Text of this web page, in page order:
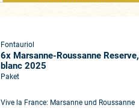
Fontauriol
6x Marsanne-Roussanne Reserve,
blanc 2025
Paket
Vive la France: Marsanne und Roussanne